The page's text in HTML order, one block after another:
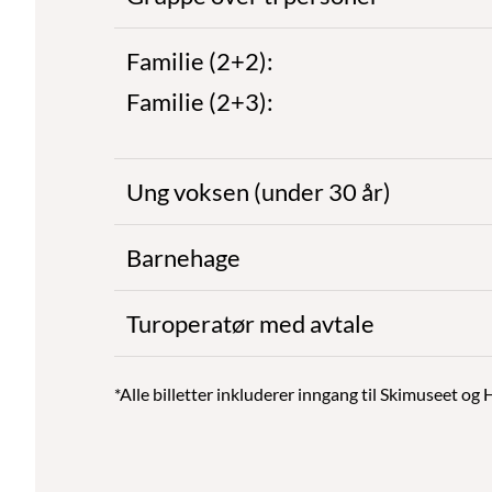
Familie (2+2):
Familie (2+3):
Ung voksen (under 30 år)
Barnehage
Turoperatør med avtale
*Alle billetter inkluderer inngang til Skimuseet og